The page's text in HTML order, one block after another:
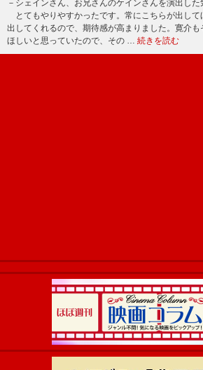
－シェインさん、お兄さんのケインさんを演出した
とてもやりやすかったです。常にこちらが出して
出してくれるので、期待感が高まりました。寛介
ほしいと思っていたので、その … 続きを読む